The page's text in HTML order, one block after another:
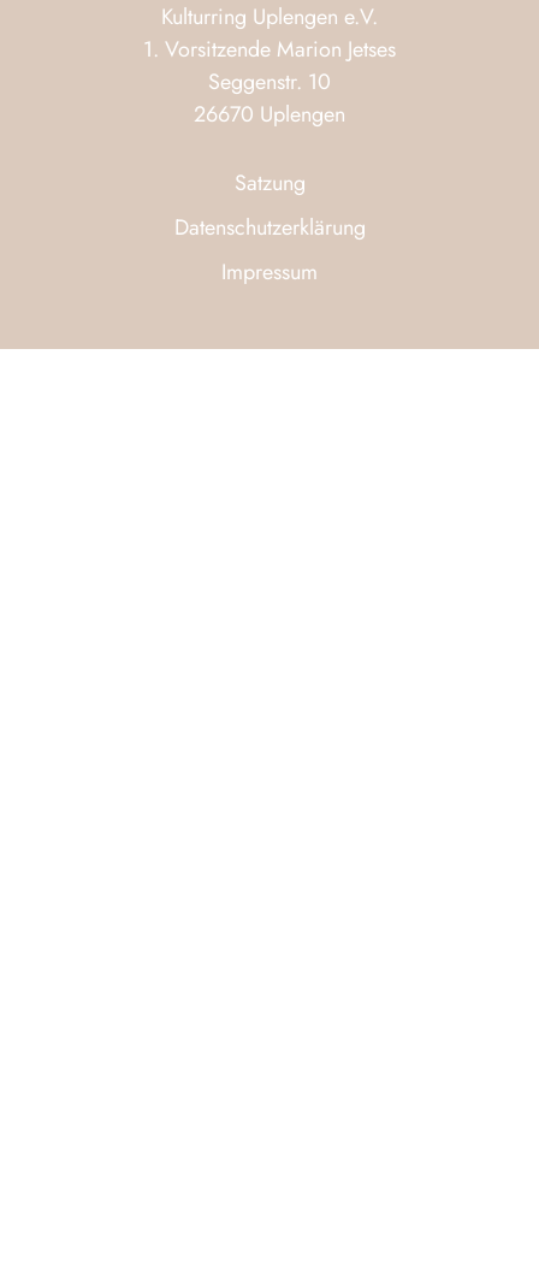
Kulturring Uplengen e.V.
1. Vorsitzende Marion Jetses
Seggenstr. 10
26670 Uplengen
Satzung
Datenschutzerklärung
Impressum